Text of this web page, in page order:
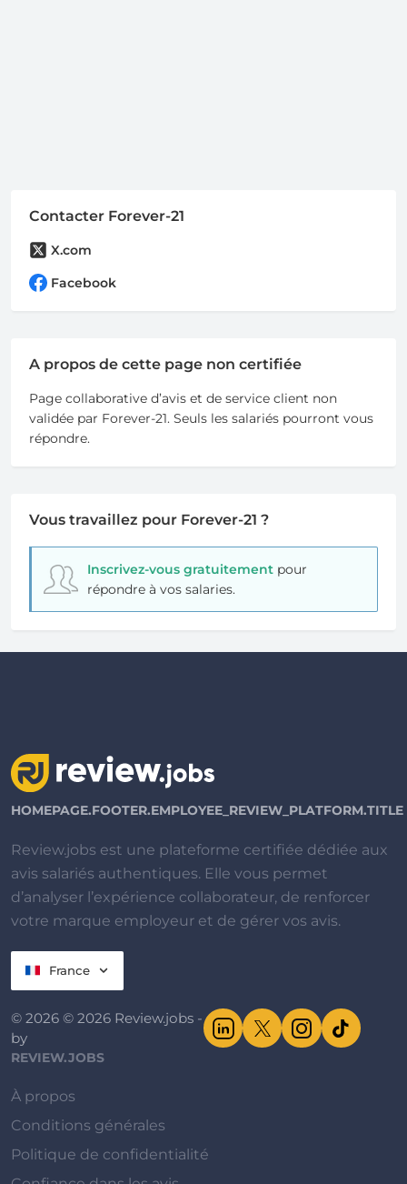
Contacter Forever-21
X.com
Facebook
A propos de cette page non certifiée
Page collaborative d’avis et de service client non
validée par Forever-21. Seuls les salariés pourront vous
répondre.
Vous travaillez pour Forever-21 ?
Inscrivez-vous gratuitementpour
répondre à vos salaries.
HOMEPAGE.FOOTER.EMPLOYEE_REVIEW_PLATFORM.TITLE
Review.jobs est une plateforme certifiée dédiée aux
avis salariés authentiques. Elle vous permet
d’analyser l’expérience collaborateur, de renforcer
votre marque employeur et de gérer vos avis.
France
© 2026 © 2026 Review.jobs -
by
REVIEW.JOBS
À propos
Conditions générales
Politique de confidentialité